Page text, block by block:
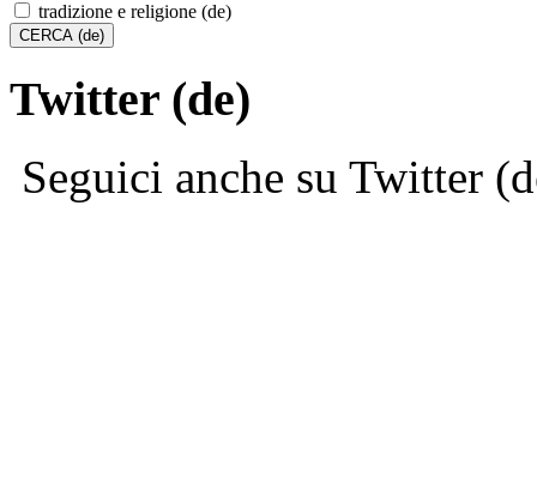
tradizione e religione (de)
Twitter (de)
Seguici anche su Twitter